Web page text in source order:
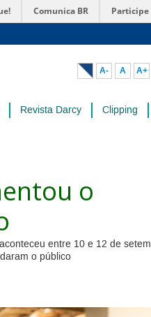
Comunica BR Participe
A- A A+
Revista Darcy Clipping
o
entre 10 e 12 de
o público